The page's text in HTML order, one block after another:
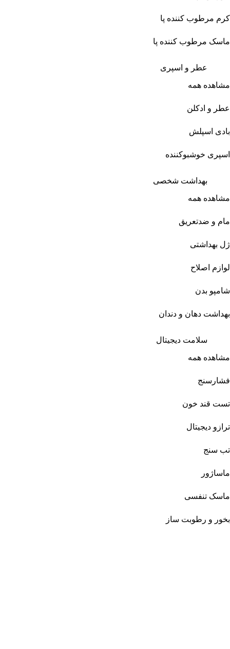
کرم مرطوب کننده پا
ماسک مرطوب کننده پا
عطر و اسپری
مشاهده همه
عطر و ادکلن
بادی اسپلش
اسپری خوشبوکننده
بهداشت شخصی
مشاهده همه
مام و ضدتعریق
ژل بهداشتی
لوازم اصلاح
شامپو بدن
بهداشت دهان و دندان
سلامت دیجیتال
مشاهده همه
فشارسنج
تست قند خون
ترازو دیجیتال
تب سنج
ماساژور
ماسک تنفسی
بخور و رطوبت ساز